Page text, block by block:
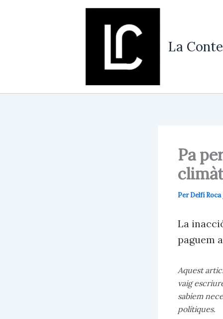
La
Pa
PerDelfí Roca
La
paguem
Aquest
vaig
sabíem
polítiques.